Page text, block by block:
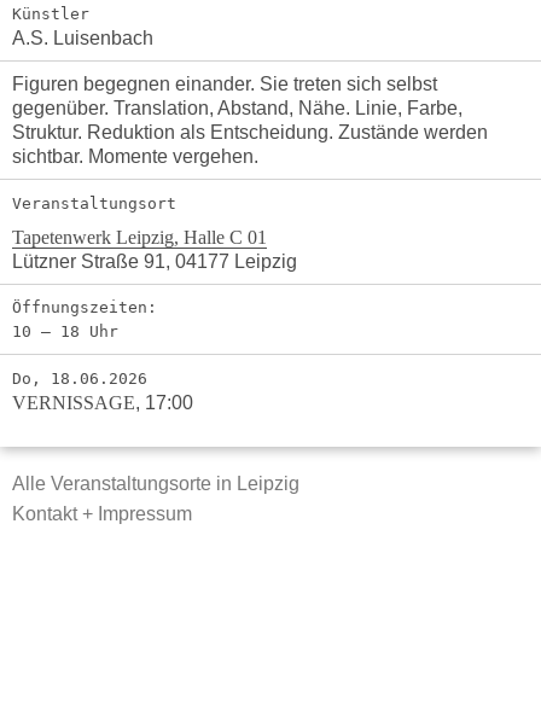
Künstler
A.S. Luisenbach
Figuren begegnen einander. Sie treten sich selbst
gegenüber. Translation, Abstand, Nähe. Linie, Farbe,
Struktur. Reduktion als Entscheidung. Zustände werden
sichtbar. Momente vergehen.
Veranstaltungsort
Tapetenwerk Leipzig, Halle C 01
Lützner Straße 91, 04177 Leipzig
Öffnungszeiten:
10 – 18 Uhr
Do, 18.06.2026
VERNISSAGE, 17:00
Alle Veranstaltungsorte in Leipzig
Kontakt + Impressum